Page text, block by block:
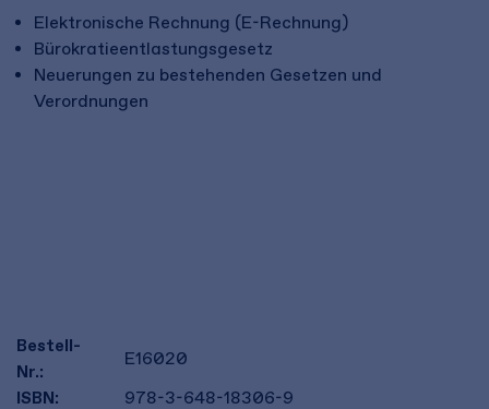
Elektronische Rechnung (E-Rechnung)
Bürokratieentlastungsgesetz
Neuerungen zu bestehenden Gesetzen und
Verordnungen
Bestell-
Nr.:
E16020
ISBN:
978-3-648-18306-9